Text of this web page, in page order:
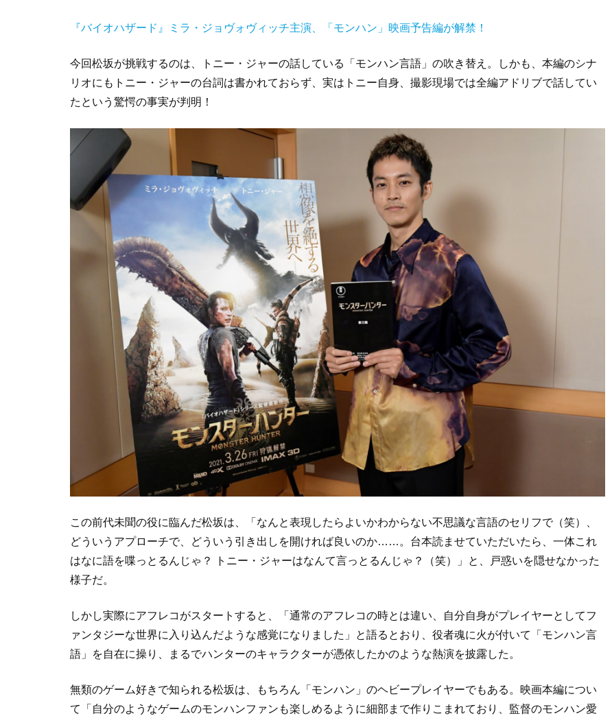
『バイオハザード』ミラ・ジョヴォヴィッチ主演、「モンハン」映画予告編が解禁！
今回松坂が挑戦するのは、トニー・ジャーの話している「モンハン言語」の吹き替え。しかも、本編のシナ
リオにもトニー・ジャーの台詞は書かれておらず、実はトニー自身、撮影現場では全編アドリブで話してい
たという驚愕の事実が判明！
この前代未聞の役に臨んだ松坂は、「なんと表現したらよいかわからない不思議な言語のセリフで（笑）、
どういうアプローチで、どういう引き出しを開ければ良いのか……。台本読ませていただいたら、一体これ
はなに語を喋っとるんじゃ？ トニー・ジャーはなんて言っとるんじゃ？（笑）」と、戸惑いを隠せなかった
様子だ。
しかし実際にアフレコがスタートすると、「通常のアフレコの時とは違い、自分自身がプレイヤーとしてフ
ァンタジーな世界に入り込んだような感覚になりました」と語るとおり、役者魂に火が付いて「モンハン言
語」を自在に操り、まるでハンターのキャラクターが憑依したかのような熱演を披露した。
無類のゲーム好きで知られる松坂は、もちろん「モンハン」のヘビープレイヤーでもある。映画本編につい
て「自分のようなゲームのモンハンファンも楽しめるように細部まで作りこまれており、監督のモンハン愛